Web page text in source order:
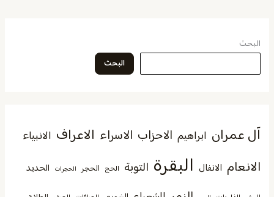
البحث
البحث
آل عمران ابراهيم الاحزاب الاسراء الاعراف الانبياء
الانعام الانفال البقرة التوبة الحج الحجر الحجرات الحديد